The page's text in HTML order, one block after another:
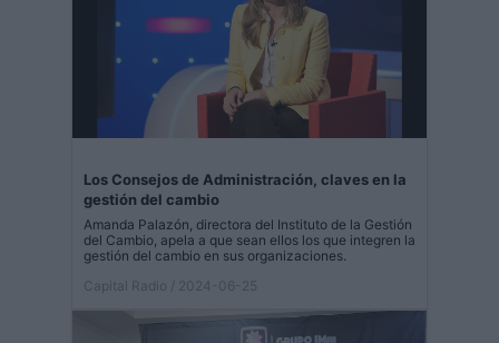
Los Consejos de Administración, claves en la
gestión del cambio
Amanda Palazón, directora del Instituto de la Gestión
del Cambio, apela a que sean ellos los que integren la
gestión del cambio en sus organizaciones.
Capital Radio
/ 2024-06-25